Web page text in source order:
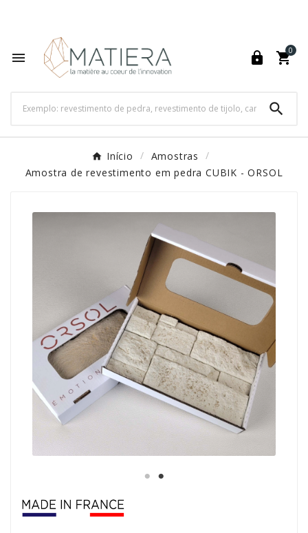
  
0

Início
Amostras
Amostra de revestimento em pedra CUBIK - ORSOL